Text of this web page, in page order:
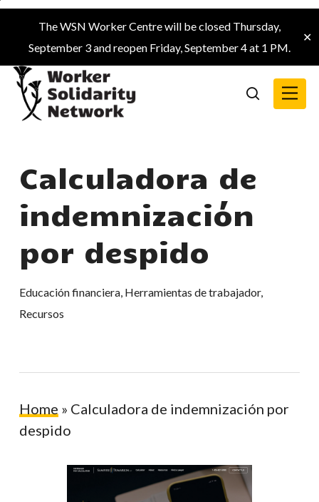
Skip
main
content
The WSN Worker Centre will be closed Thursday,
September 3 and reopen Friday, September 4 at 1 PM.
✕
search
Menu
Calculadora de
indemnización
por despido
Educación financiera, Herramientas de trabajador,
Recursos
Home » Calculadora de indemnización por
despido